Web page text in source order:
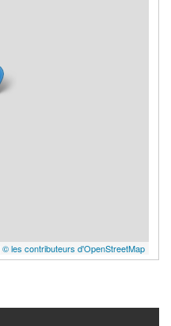
© les contributeurs d'OpenStreetMap